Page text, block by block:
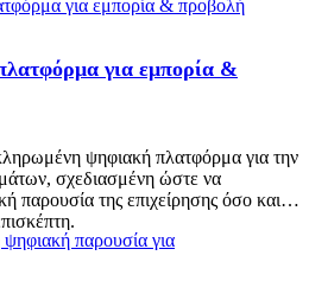
για εμπορία &
ψηφιακή πλατφόρμα για την
σχεδιασμένη ώστε να
παρουσία της επιχείρησης όσο και